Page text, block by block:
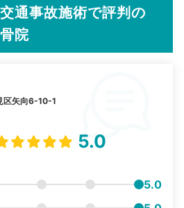
通事故施術で評判の
院
区矢向6-10-1
5.0
5.0